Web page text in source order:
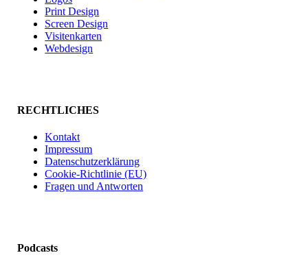
Print Design
Screen Design
Visitenkarten
Webdesign
RECHTLICHES
Kontakt
Impressum
Datenschutzerklärung
Cookie-Richtlinie (EU)
Fragen und Antworten
Podcasts